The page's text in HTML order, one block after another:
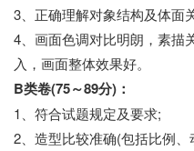
3、正确理解对象结构及体面
4、画面色调对比明朗，素描
入，画面整体效果好。
B类卷(75～89分)：
1、符合试题规定及要求;
2、造型比较准确(包括比例